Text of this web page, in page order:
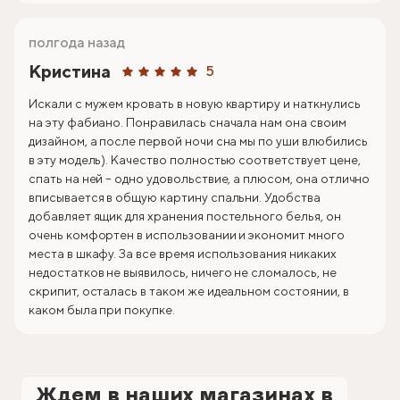
Кристина 5
полгода назад
Искали с мужем кровать в новую квартиру и наткнулись
на эту фабиано. Понравилась сначала нам она своим
дизайном, а после первой ночи сна мы по уши влюбились
в эту модель). Качество полностью соответствует цене,
спать на ней – одно удовольствие, а плюсом, она отлично
вписывается в общую картину спальни. Удобства
добавляет ящик для хранения постельного белья, он
очень комфортен в использовании и экономит много
места в шкафу. За все время использования никаких
недостатков не выявилось, ничего не сломалось, не
скрипит, осталась в таком же идеальном состоянии, в
каком была при покупке.
Ждем в наших магазинах в